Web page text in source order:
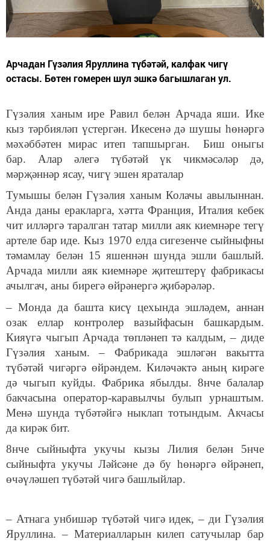
Арчадан Гүзәлия Яруллина түбәтәй, калфак чигү
остасы. Бөтен гомерен шул эшкә багышлаган ул.
Гүзәлия ханым ире Равил белән Арчада яши. Ике
кыз тәрбияләп үстергән. Икесенә дә шушы һөнәргә
мәхәббәтен мирас итеп тапшырган. Биш оныгы
бар. Алар әлегә түбәтәй үк чикмәсәләр дә,
мәрҗәннәр ясау, чигү эшен яраталар
Тумышы белән Гүзәлия ханым Колачы авылыннан.
Анда даны еракларга, хәтта Франция, Италия кебек
чит илләргә таралган татар милли аяк киемнәре тегү
артеле бар иде. Кыз 1970 елда сигезенче сыйныфны
тәмамлау белән 15 яшеннән шунда эшли башлый.
Арчада милли аяк киемнәре җитештерү фабрикасы
ачылгач, аны бирегә өйрәнергә җибәрәләр.
– Монда да башта кисү цехында эшләдем, аннан
озак еллар контролер вазыйфасын башкардым.
Кияүгә чыгып Арчада төпләнеп тә калдым, – диде
Гүзәлия ханым. – Фабрикада эшләгән вакытта
түбәтәй чигәргә өйрәндем. Киләчәктә аның кирәге
дә чыгып куйды. Фабрика ябылды. 8нче балалар
бакчасына оператор-каравылчы булып урнаштым.
Менә шунда түбәтәйгә ныклап тотындым. Акчасы
да кирәк бит.
8нче сыйныфта укучы кызы Лилия белән 5нче
сыйныфта укучы Ләйсәне дә бу һөнәргә өйрәнеп,
өчәүләшеп түбәтәй чигә башлыйлар.
– Атнага унбишәр түбәтәй чигә идек, – ди Гүзәлия
Яруллина. – Материалларын килеп сатучылар бар